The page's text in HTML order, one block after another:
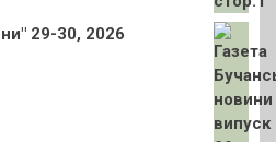
29-30, 2026